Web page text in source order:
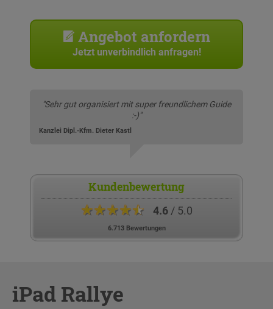
Angebot anfordern
Jetzt unverbindlich anfragen!
"Sehr gut organisiert mit super freundlichem Guide
:-)"
Kanzlei Dipl.-Kfm. Dieter Kastl
Kundenbewertung
★★★★★ 4.6/ 5.0
6.713 Bewertungen
iPad Rallye